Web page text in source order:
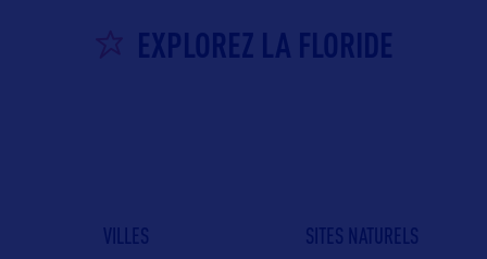
EXPLOREZ LA FLORIDE
VILLES SITES NATURELS